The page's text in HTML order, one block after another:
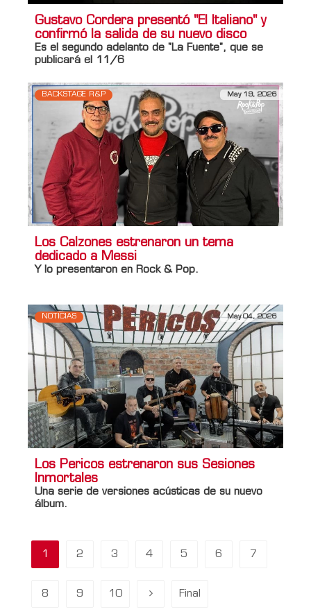
Gustavo Cordera presentó "El Italiano" y
confirmó la salida de su nuevo disco
Es el segundo adelanto de "La Fuente", que se
publicará el 11/6
BACKSTAGE R&P May 19, 2026
Los Calzones estrenaron un tema
dedicado a Messi
Y lo presentaron en Rock & Pop.
NOTICIAS May 04, 2026
Los Pericos estrenaron sus Sesiones
Inmortales
Una serie de versiones acústicas de su nuevo
álbum.
1 2 3 4 5 6 7
8 9 10 Final